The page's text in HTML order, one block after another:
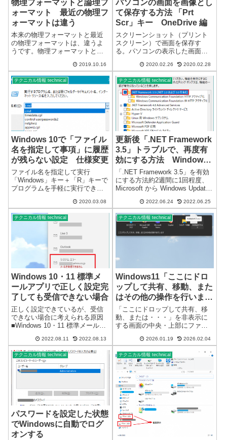
物理フォーマットと論理フ
ォーマット 最近の物理フ
ォーマットは違う
本来の物理フォーマットと最近
の物理フォーマットは、違うよ
うです。物理フォーマットと論
物理フォーマットとは、トラッ
クやセクタの初期化を行うこと
であり、論理フォーマットと
は、ファイルシステムの初期化
や再処理を行うこと...
2019.10.16
パソコンの画面を画像とし
て保存する方法 「Prt
Scr」キー OneDrive 編
スクリーンショット（プリント
スクリーン）で画面を保存す
る。パソコンの表示した画面を
ンの画面を画像にする方法は、
Prt Scrパソコンのディスプレイ
に、画像にしたい画面を表示
し、キーボードの「Prt Scr」キ
ー...
2020.02.26 2020.02.28
テクニカル情報 technical
Windows 10で「ファイル
名を指定して事項」に履歴
が残らない設定 仕様変更
ファイル名を指定して実行
「Windows」キー＋「R」キーで
プログラムを手軽に実行できま
使用した履歴が表示されます。
この履歴を表示しない設定が以
前からありましたが、仕様が変
更になり設定が分かりづらくな
っています...
2020.03.08
テクニカル情報 technical
更新後「.NET Framework
3.5」トラブルで、再度有
効にする方法 Windows
11
「.NET Framework 3.5」を有効
にする方法約2週間に1回程度、
Microsoft から Windows Update
います。最近（2022/05～
2022/06） Windows11 の更新プ
ログ...
2022.06.24 2022.06.25
テクニカル情報 technical
Windows 10・11 標準メ
ールアプリで正しく設定完
了しても受信できない場合
正しく設定できているが、受信
できない場合に考えられる原因
■Windows 10・11 標準メールア
バシーとセキュリティの設定で
メールのアクセスを拒否してい
るとシステムエラーで、受信で
きない場合があります。（Yah...
2022.08.11 2022.08.13
テクニカル情報 technical
Windows11「ここにドロ
ップして共有、移動、また
はその他の操作を行いま
す」の表示を消す
「ここにドロップして共有、移
動、または・・・」を非表示に
する画面の中央・上部にファイ
したのですが、「ここにドロッ
プして・・・」の画面表示が邪
魔になり移動できなくなってい
ました。Windows11の「ここに
ドロップ...
2026.01.19 2026.02.04
テクニカル情報 technical
パスワードを設定した状態
でWindowsに自動でログ
オンする
テクニカル情報 technical